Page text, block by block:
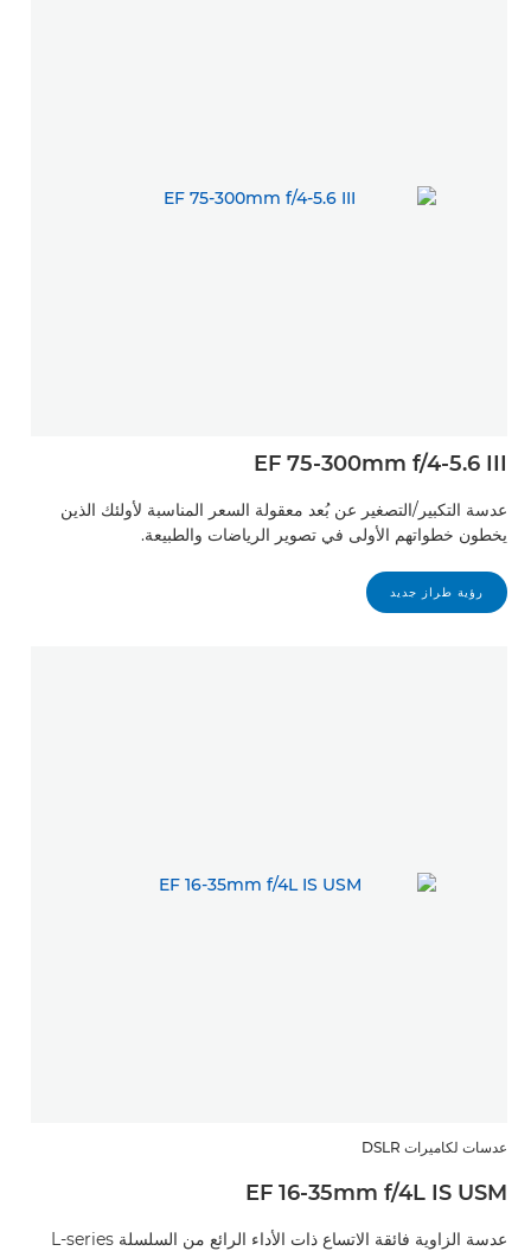
EF 75-300mm f/4-5.6 III
عدسة التكبير/التصغير عن بُعد معقولة السعر المناسبة لأولئك الذين
يخطون خطواتهم الأولى في تصوير الرياضات والطبيعة.
رؤية طراز جديد
عدسات لكاميرات DSLR
EF 16-35mm f/4L IS USM
عدسة الزاوية فائقة الاتساع ذات الأداء الرائع من السلسلة L-series